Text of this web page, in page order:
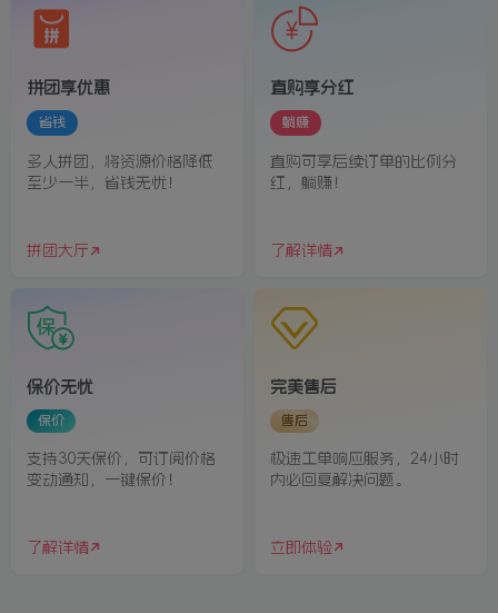
拼团享优惠
省钱
多人拼团，将资源价格降低
至少一半，省钱无忧！
拼团大厅
直购享分红
躺赚
直购可享后续订单的比例分
红，躺赚！
了解详情
保价无忧
保价
支持30天保价，可订阅价格
变动通知，一键保价！
了解详情
完美售后
售后
极速工单响应服务，24小时
内必回复解决问题。
立即体验